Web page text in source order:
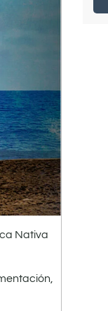
Nativa